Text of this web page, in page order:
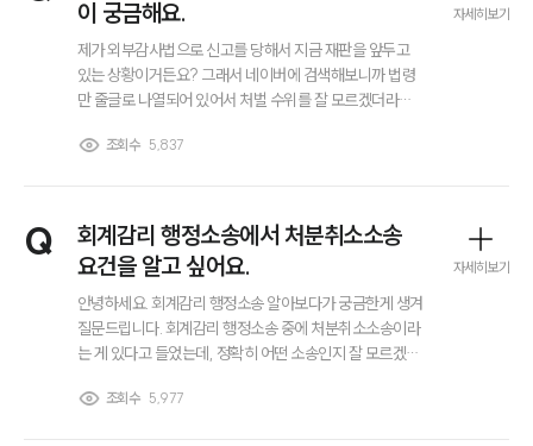
법률 블로그
법률서식
뉴스레터/브로슈어
대륜법률상담예약
이 궁금해요.
제가 외부감사법으로 신고를 당해서 지금 재판을 앞두고
있는 상황이거든요? 그래서 네이버에 검색해보니까 법령
만 줄글로 나열되어 있어서 처벌 수위를 잘 모르겠더라고
요? 벌금형이나 뭐 그런것도 있는거죠? 처벌 수위랑 대응
조회수 5,837
자세히보기
Q
회계감리 행정소송에서 처분취소소송
요건을 알고 싶어요.
안녕하세요. 회계감리 행정소송 알아보다가 궁금한게 생겨
질문드립니다. 회계감리 행정소송 중에 처분취소소송이라
는 게 있다고 들었는데, 정확히 어떤 소송인지 잘 모르겠습
야 하는지 구체적으로 알고 싶습니다.
조회수 5,977
자세히보기